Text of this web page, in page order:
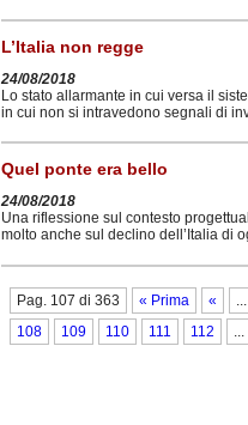
L’Italia non regge
24/08/2018
Lo stato allarmante in cui versa il
in cui non si intravedono segnali di
Quel ponte era bello
24/08/2018
Una riflessione sul contesto
molto anche sul declino dell’Italia di
Pag. 107 di 363 « Prima «
108
109 110 111 112